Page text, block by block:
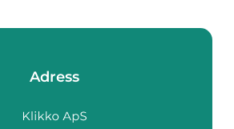
Adress